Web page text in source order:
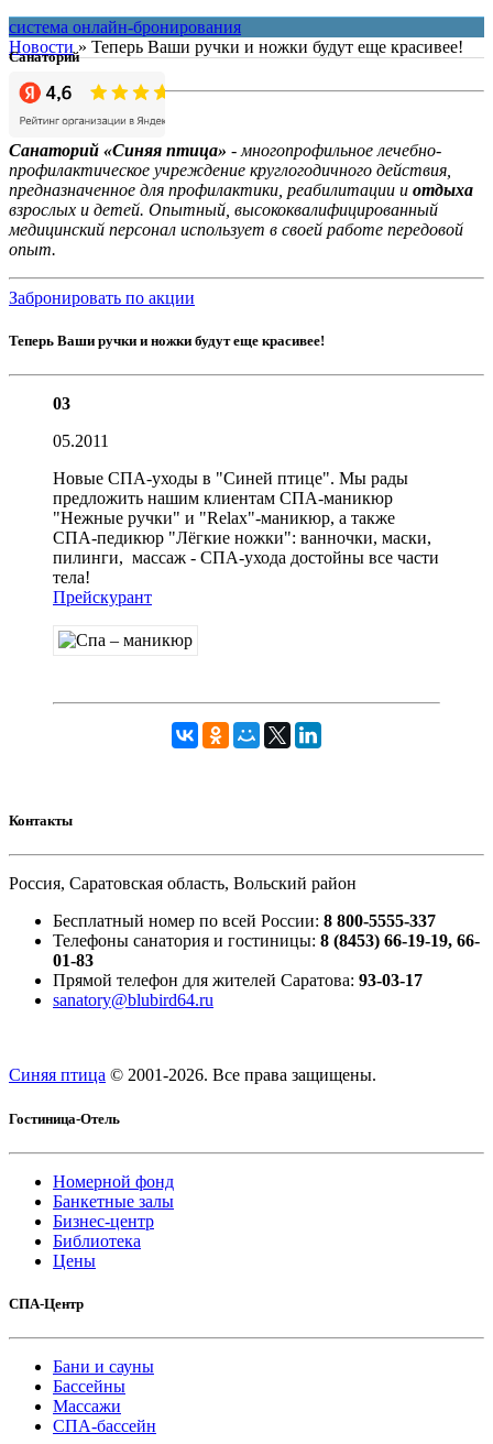
система онлайн-бронирования
Новости» Теперь Ваши ручки и ножки будут еще красивее!
Санаторий
Санаторий «Синяя птица» - многопрофильное лечебно-
профилактическое учреждение круглогодичного действия,
предназначенное для профилактики, реабилитации и отдыха
взрослых и детей. Опытный, высококвалифицированный
медицинский персонал использует в своей работе передовой
опыт.
Забронировать по акции
Теперь Ваши ручки и ножки будут еще красивее!
03
05.2011
Новые СПА-уходы в "Синей птице". Мы рады
предложить нашим клиентам СПА-маникюр
"Нежные ручки" и "Relax"-маникюр, а также
СПА-педикюр "Лёгкие ножки": ванночки, маски,
пилинги, массаж - СПА-ухода достойны все части
тела!
Прейскурант
Контакты
Россия, Саратовская область, Вольский район
Бесплатный номер по всей России: 8 800-5555-337
Телефоны санатория и гостиницы: 8 (8453) 66-19-19, 66-
01-83
Прямой телефон для жителей Саратова: 93-03-17
sanatory@blubird64.ru
Синяя птица © 2001-2026. Все права защищены.
Гостиница-Отель
Номерной фонд
Банкетные залы
Бизнес-центр
Библиотека
Цены
СПА-Центр
Бани и сауны
Бассейны
Массажи
СПА-бассейн